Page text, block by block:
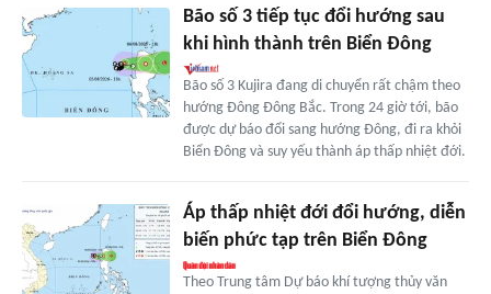
Bão số 3 tiếp tục đổi hướng sau
khi hình thành trên Biển Đông
Bão số 3 Kujira đang di chuyển rất chậm theo
hướng Đông Đông Bắc. Trong 24 giờ tới, bão
được dự báo đổi sang hướng Đông, đi ra khỏi
Biển Đông và suy yếu thành áp thấp nhiệt đới.
Áp thấp nhiệt đới đổi hướng, diễn
biến phức tạp trên Biển Đông
Theo Trung tâm Dự báo khí tượng thủy văn